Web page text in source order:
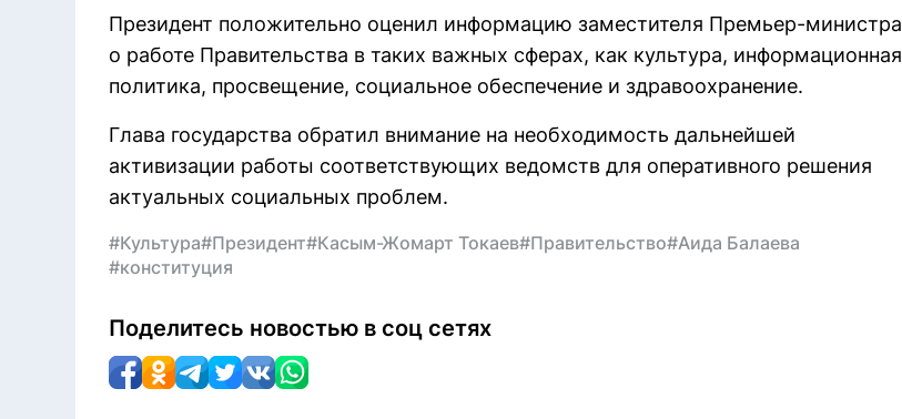
Президент положительно оценил информацию заместителя Премьер-министра
о работе Правительства в таких важных сферах, как культура, информационная
политика, просвещение, социальное обеспечение и здравоохранение.
Глава государства обратил внимание на необходимость дальнейшей
активизации работы соответствующих ведомств для оперативного решения
актуальных социальных проблем.
#Культура#Президент#Касым-Жомарт Токаев#Правительство#Аида Балаева
#конституция
Поделитесь новостью в соц сетях